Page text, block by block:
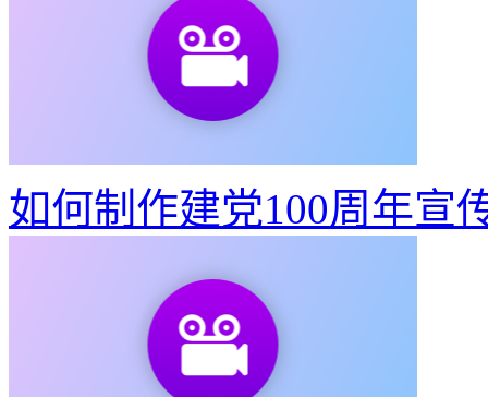
如何制作建党100周年宣
快速将视频转GIF动图